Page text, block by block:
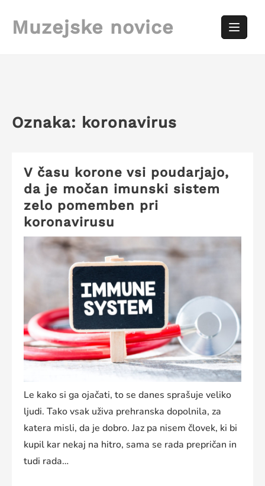
content
Muzejske novice
Oznaka: koronavirus
V času korone vsi poudarjajo,
da je močan imunski sistem
zelo pomemben pri
koronavirusu
Le kako si ga ojačati, to se danes sprašuje veliko
ljudi. Tako vsak uživa prehranska dopolnila, za
katera misli, da je dobro. Jaz pa nisem človek, ki bi
kupil kar nekaj na hitro, sama se rada prepričan in
tudi rada…